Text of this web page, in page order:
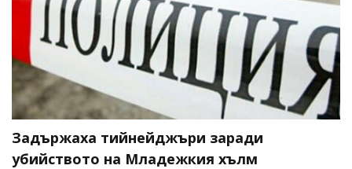
Задържаха тийнейджъри заради
убийството на Младежкия хълм